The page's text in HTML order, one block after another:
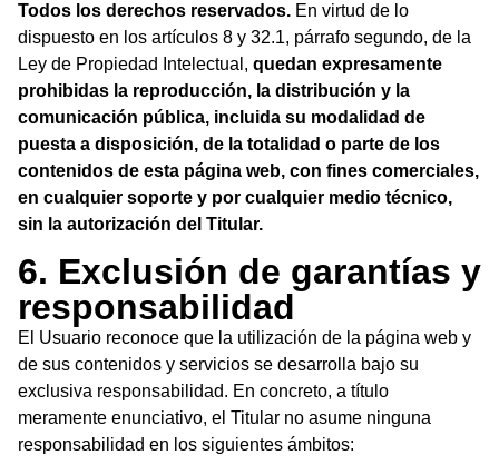
Todos los derechos reservados. En virtud de lo
dispuesto en los artículos 8 y 32.1, párrafo segundo, de la
Ley de Propiedad Intelectual, quedan expresamente
prohibidas la reproducción, la distribución y la
comunicación pública, incluida su modalidad de
puesta a disposición, de la totalidad o parte de los
contenidos de esta página web, con fines comerciales,
en cualquier soporte y por cualquier medio técnico,
sin la autorización del Titular.
6. Exclusión de garantías y
responsabilidad
El Usuario reconoce que la utilización de la página web y
de sus contenidos y servicios se desarrolla bajo su
exclusiva responsabilidad. En concreto, a título
meramente enunciativo, el Titular no asume ninguna
responsabilidad en los siguientes ámbitos: